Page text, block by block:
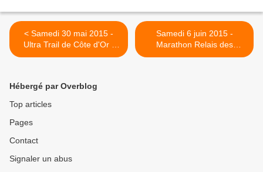
< Samedi 30 mai 2015 -
Ultra Trail de Côte d'Or -
Marsannay-la-Côte
Samedi 6 juin 2015 -
Marathon Relais des
Hautes Côtes - Arcenant >
Hébergé par Overblog
Top articles
Pages
Contact
Signaler un abus